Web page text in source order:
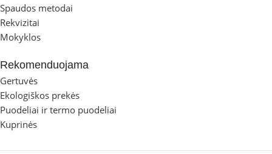
Spaudos metodai
Rekvizitai
Mokyklos
Rekomenduojama
Gertuvės
Ekologiškos prekės
Puodeliai ir termo puodeliai
Kuprinės